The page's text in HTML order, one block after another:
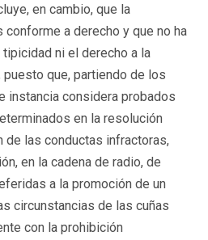
en cambio, que la
a derecho y que no ha
ni el derecho a la
que, partiendo de los
instancia considera probados
en la resolución
de las conductas infractoras,
en la cadena de radio, de
a la promoción de un
circunstancias de las cuñas
con la prohibición